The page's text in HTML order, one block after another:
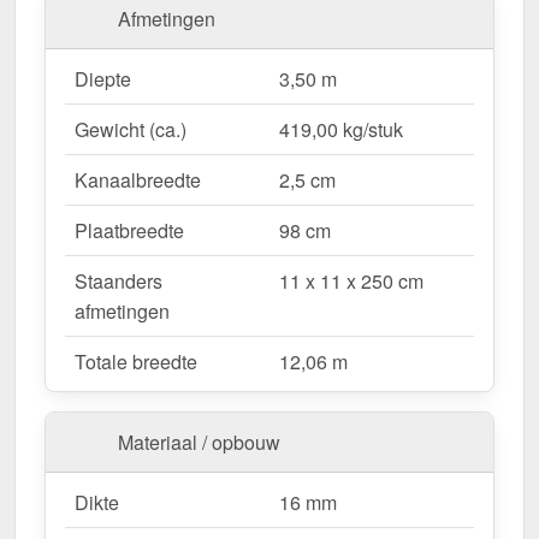
Waarom Terrasoverkapping | Sneeuwzone 2 |
RAL 9001?
Duurzaam & stabiel
– Hoogwaardige Aluminium
constructie voor maximale weersbestendigheid.
Effectieve bescherming tegen weersinvloeden
– Bestendige Polycarbonaat dakbedekking
beschermt tegen regen & UV-straling.
Robuust voor alle weersomstandigheden
Beschikbaar voor sneeuwzone 2 (0,85 kN/m²),
ideaal voor verschillende klimatologische
omstandigheden.
Optimale lichttransmissie– Heldere &
vriendelijke sfeer met ongeveer 70 %
lichttransmissie.
Geïntegreerde dakgoot– Waterafvoer via de
verborgen goot, esthetisch & functioneel.
Afmetingen
Diepte
3,50 m
Gewicht (ca.)
419,00 kg/stuk
Kanaalbreedte
2,5 cm
Plaatbreedte
98 cm
Staanders
afmetingen
11 x 11 x 250 cm
Totale breedte 12,06 m
Materiaal / opbouw
Dikte
16 mm